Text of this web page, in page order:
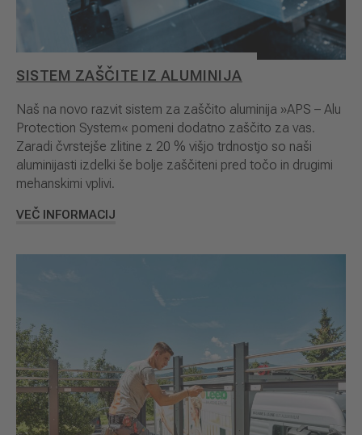
SISTEM ZAŠČITE IZ ALUMINIJA
Naš na novo razvit sistem za zaščito aluminija »APS – Alu
Protection System« pomeni dodatno zaščito za vas.
Zaradi čvrstejše zlitine z 20 % višjo trdnostjo so naši
aluminijasti izdelki še bolje zaščiteni pred točo in drugimi
mehanskimi vplivi.
VEČ INFORMACIJ